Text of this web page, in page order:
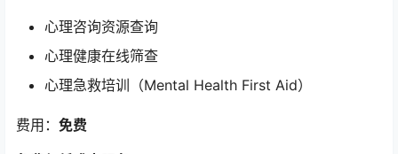
心理咨询资源查询
心理健康在线筛查
心理急救培训（Mental Health First Aid）
费用： 免费